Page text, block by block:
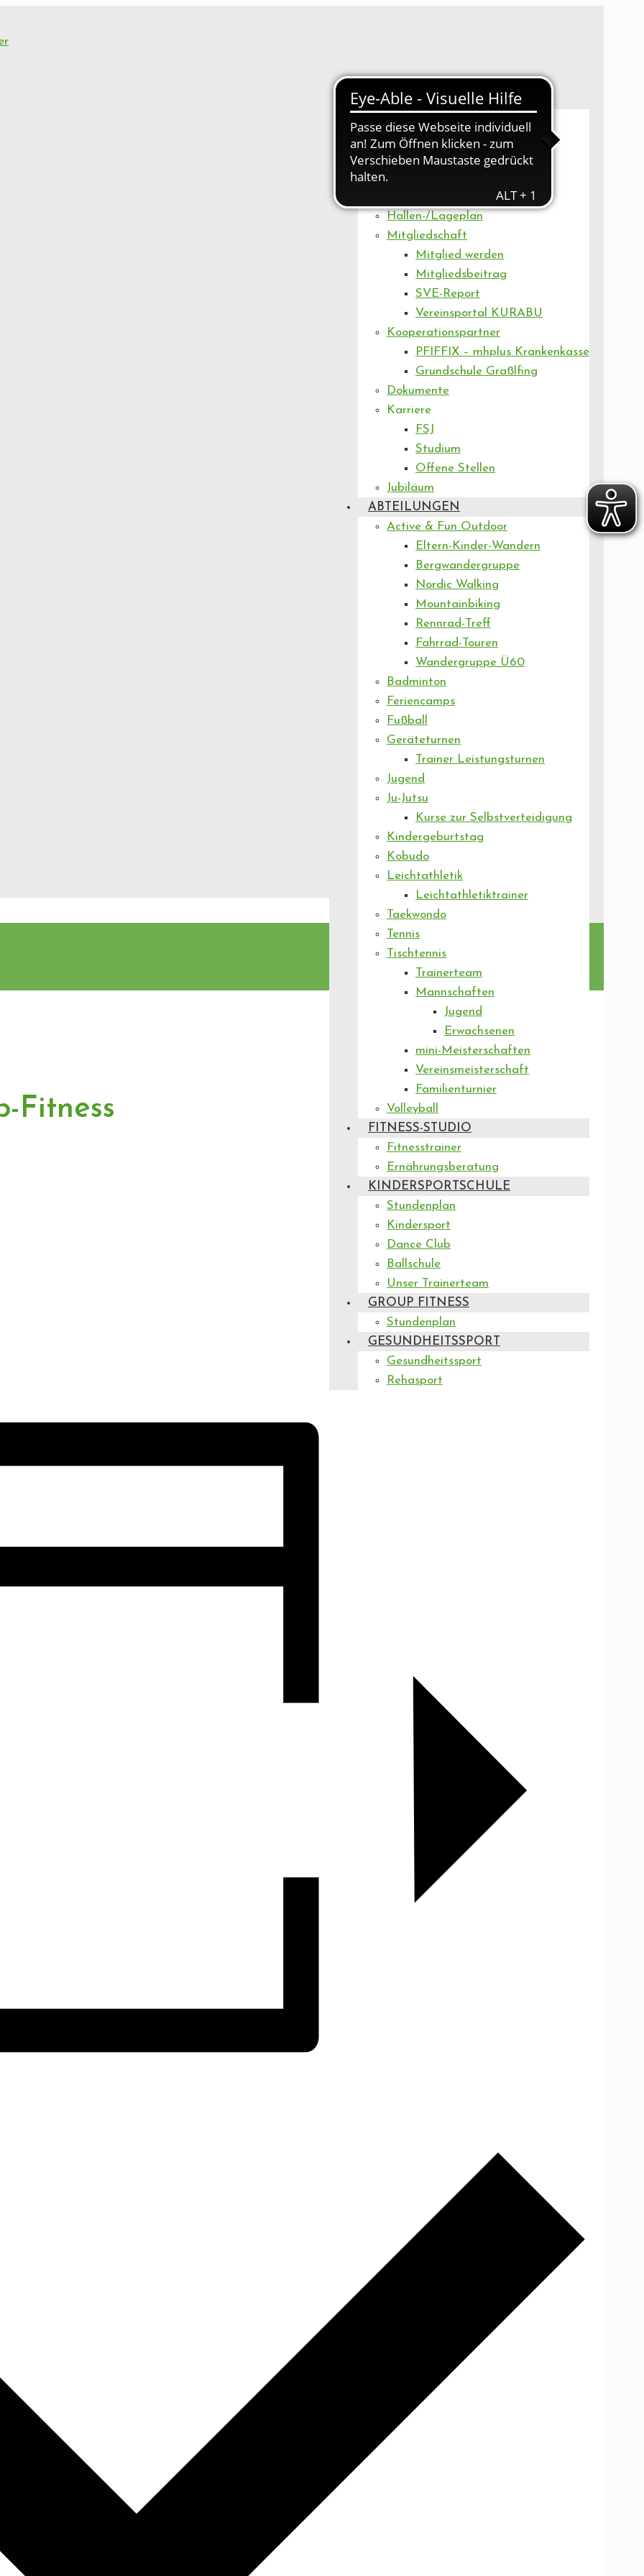
UNSER VEREIN
Artikel
Vorstand
Geschäftsstelle
Hallen-/Lageplan
Mitgliedschaft
Mitglied werden
Mitgliedsbeitrag
SVE-Report
Vereinsportal KURABU
Kooperationspartner
PFIFFIX – mhplus Krankenkasse
Grundschule Graßlfing
Dokumente
Karriere
FSJ
Studium
Offene Stellen
Jubiläum
ABTEILUNGEN
Active & Fun Outdoor
Eltern-Kinder-Wandern
Bergwandergruppe
Nordic Walking
Mountainbiking
Rennrad-Treff
Fahrrad-Touren
Wandergruppe Ü60
Badminton
Feriencamps
Fußball
Geräteturnen
Trainer Leistungsturnen
Jugend
Ju-Jutsu
Kurse zur Selbstverteidigung
Kindergeburtstag
Kobudo
Leichtathletik
Leichtathletiktrainer
Taekwondo
Tennis
Tischtennis
Trainerteam
Mannschaften
Jugend
Erwachsenen
mini-Meisterschaften
Vereinsmeisterschaft
Familienturnier
Volleyball
FITNESS-STUDIO
Fitnesstrainer
Ernährungsberatung
KINDERSPORTSCHULE
Stundenplan
Kindersport
Dance Club
Ballschule
Unser Trainerteam
GROUP FITNESS
Stundenplan
GESUNDHEITSSPORT
Gesundheitssport
Rehasport
Fitness